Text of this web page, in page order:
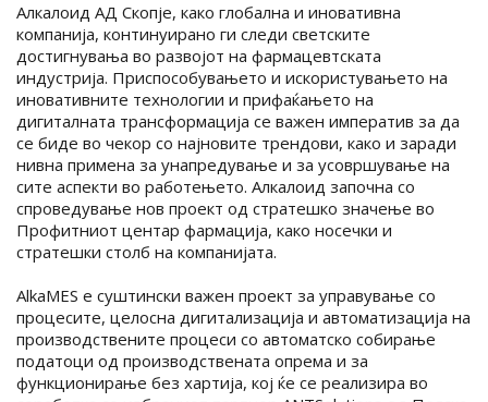
Алкалоид АД Скопје, како глобална и иновативна
компанија, континуирано ги следи светските
достигнувања во развојот на фармацевтската
индустрија. Приспособувањето и искористувањето на
иновативните технологии и прифаќањето на
дигиталната трансформација се важен императив за да
се биде во чекор со најновите трендови, како и заради
нивна примена за унапредување и за усовршување на
сите аспекти во работењето. Алкалоид започна со
спроведување нов проект од стратешко значење во
Профитниот центар фармација, како носечки и
стратешки столб на компанијата.
AlkaMES е суштински важен проект за управување со
процесите, целосна дигитализација и автоматизација на
производствените процеси со автоматско собирање
податоци од производствената опрема и за
функционирање без хартија, кој ќе се реализира во